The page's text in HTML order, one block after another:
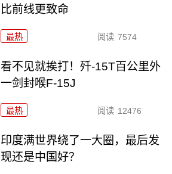
比前线更致命
最热 阅读 7574
看不见就挨打！歼-15T百公里外
一剑封喉F-15J
最热 阅读 12476
印度满世界绕了一大圈，最后发
现还是中国好？